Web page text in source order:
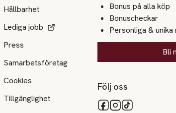
Hållbarhet
Lediga jobb
Press
Samarbetsföretag
Cookies
Tillgänglighet
Bonus på alla köp
Bonuscheckar
Personliga &
Bli
Följ oss